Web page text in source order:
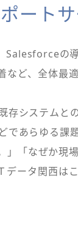
ートサ
の
ど、全体最
システムと
であらゆる課
」「なぜか現
データ関西は